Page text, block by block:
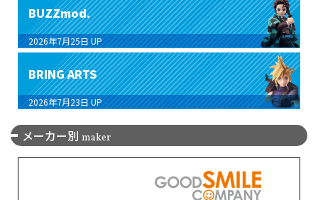
BUZZmod.
2026年7月25日 UP
BRING ARTS
2026年7月23日 UP
メーカー別 maker